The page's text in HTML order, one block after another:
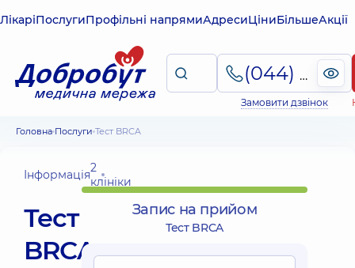
ЛікаріПослугиПрофільні напрямиАдресиЦіниБільшеАкції
(044) 495-2-888
Замовити дзвінок
Головна Послуги Тест BRCA
Інформація2
клініки
Тест
BRCA
Запис на прийом
Тест BRCA